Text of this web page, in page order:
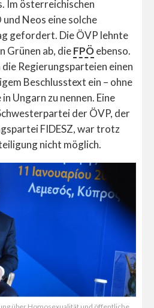
Im österreichischen
Neos eine solche
gefordert. Die ÖVP lehnte
Grünen ab, dieFPÖebenso.
Regierungsparteien einen
Beschlusstext ein – ohne
Ungarn zu nennen. Eine
der ÖVP, der
FIDESZ, war trotz
nicht möglich.